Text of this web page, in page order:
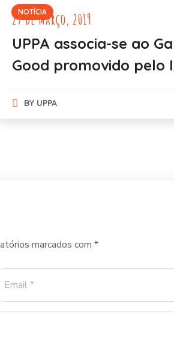
NOTÍCIA
27 de Março, 2019
UPPA associa-se ao
Good promovido pelo
BY UPPA
marcados com *